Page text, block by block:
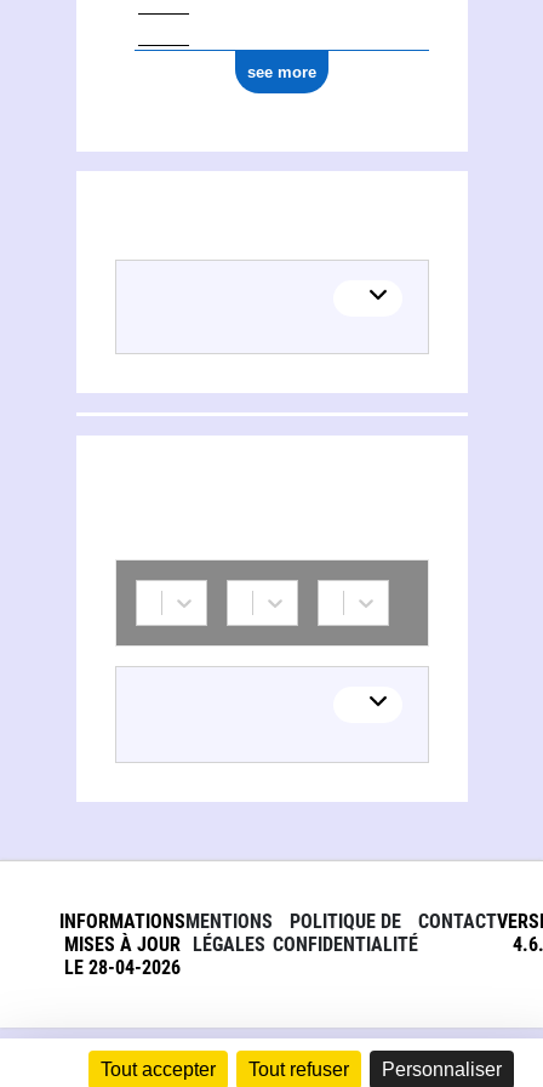
Tout accepter Tout refuser Personnaliser
see more
INFORMATIONS
MISES À JOUR
LE 28-04-2026
MENTIONS
LÉGALES
POLITIQUE DE
CONFIDENTIALITÉ
CONTACT